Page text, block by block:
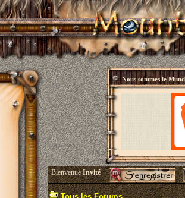
Nous sommes le
BienvenueInvité